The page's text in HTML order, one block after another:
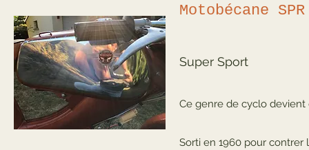
Motobécane
Super Sport
Ce genre de cyclo
Sorti en 1960 pour contrer